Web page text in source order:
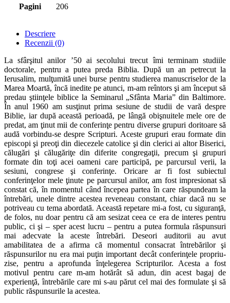
Pagini 206
Descriere
Recenzii (0)
La sfârşitul anilor ’50 ai secolului trecut îmi terminam studiile
doctorale, pentru a putea preda Biblia. După un an petrecut la
Ierusalim, mulţumită unei burse pentru studierea manuscriselor de la
Marea Moartă, încă inedite pe atunci, m-am reîntors şi am început să
predau ştiinţele biblice la Seminarul „Sfânta Maria” din Baltimore.
În anul 1960 am susţinut prima sesiune de studii de vară despre
Biblie, iar după această perioadă, pe lângă obişnuitele mele ore de
predat, am ţinut mii de conferinţe pentru diverse grupuri doritoare să
audă vorbindu-se despre Scripturi. Aceste grupuri erau formate din
episcopi şi preoţi din diecezele catolice şi din clerici ai altor Biserici,
călugări şi călugăriţe din diferite congregaţii, precum şi grupuri
formate din toţi acei oameni care participă, pe parcursul verii, la
sesiuni, congrese şi conferinţe. Oricare ar fi fost subiectul
conferinţelor mele ţinute pe parcursul anilor, am fost impresionat să
constat că, în momentul când începea partea în care răspundeam la
întrebări, unele dintre acestea reveneau constant, chiar dacă nu se
potriveau cu tema abordată. Această repetare mi-a fost, cu siguranţă,
de folos, nu doar pentru că am sesizat ceea ce era de interes pentru
public, ci şi – sper acest lucru – pentru a putea formula răspunsuri
mai adecvate la aceste întrebări. Deseori auditorii au avut
amabilitatea de a afirma că momentul consacrat întrebărilor şi
răspunsurilor nu era mai puţin important decât conferinţele propriu-
zise, pentru a aprofunda înţelegerea Scripturilor. Acesta a fost
motivul pentru care m-am hotărât să adun, din acest bagaj de
experienţă, întrebările care mi s-au părut cel mai des formulate şi să
public răspunsurile la acestea.